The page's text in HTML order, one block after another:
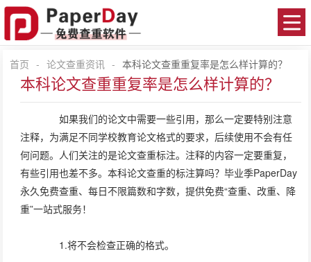
首页 - 论文查重资讯 - 本科论文查重重复率是怎么样计算的？
本科论文查重重复率是怎么样计算的？
如果我们的论文中需要一些引用，那么一定要特别注意
注释，为满足不同学校教育论文格式的要求，后续使用不会有任
何问题。人们关注的是论文查重标注。注释的内容一定要重复，
有些引用也差不多。本科论文查重的标注算吗？毕业季PaperDay
永久免费查重、每日不限篇数和字数，提供免费“查重、改重、降
重”一站式服务！
1.将不会检查正确的格式。